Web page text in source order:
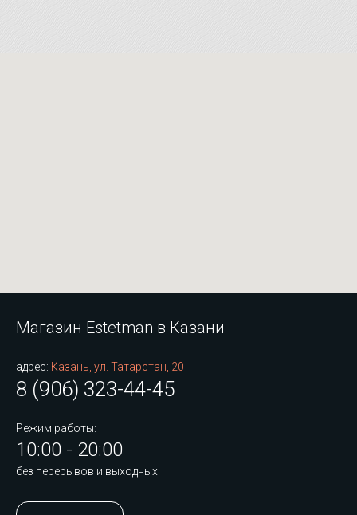
Магазин Estetman в Казани
адрес: Казань, ул. Татарстан, 20
8 (906) 323-44-45
Режим работы:
10:00 - 20:00
без перерывов и выходных